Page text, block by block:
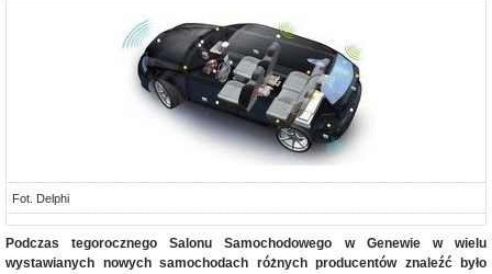
Fot. Delphi
Podczas tegorocznego Salonu Samochodowego w Genewie w wielu
wystawianych nowych samochodach różnych producentów znaleźć było